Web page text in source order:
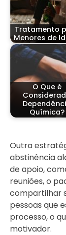
Tratamento
Menores de
O Que é
Química?
Outra
abstinência
de apoio,
reuniões, o
compartilhar
pessoas que
processo, o
motivador.